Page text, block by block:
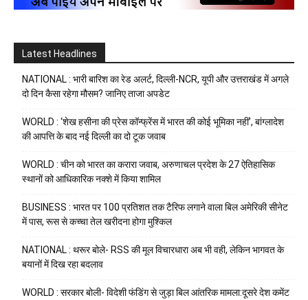
Latest Headlines
NATIONAL : भारी बारिश का रेड अलर्ट, दिल्ली-NCR, यूपी और उत्तराखंड में अगले
दो दिन कैसा रहेगा मौसम? जानिए ताजा अपडेट
WORLD : ‘शेख हसीना की प्रेस कॉन्फ्रेंस में भारत की कोई भूमिका नहीं’, बांग्लादेश
की आपत्ति के बाद नई दिल्ली का दो टूक जवाब
WORLD : चीन को भारत का करारा जवाब, अरुणाचल प्रदेश के 27 ऐतिहासिक
स्थानों को आधिकारिक नक्शे में किया शामिल
BUSINESS : भारत पर 100 प्रतिशत तक टैरिफ लगाने वाला बिल अमेरिकी सीनेट
में पास, रूस से कच्चा तेल खरीदना होगा मुश्किल
NATIONAL : थरूर बोले- RSS की मूल विचारधारा अब भी वही, लेकिन भागवत के
बयानों में दिख रहा बदलाव
WORLD : सरकार बोली- विदेशी फंडिंग से जुड़ा बिल आंतरिक मामला:दूसरे देश कमेंट